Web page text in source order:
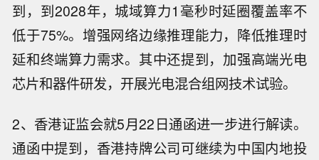
到，到2028年，城域算力1毫秒时延圈覆盖率不
低于75%。增强网络边缘推理能力，降低推理时
延和终端算力需求。其中还提到，加强高端光电
芯片和器件研发，开展光电混合组网技术试验。
2、香港证监会就5月22日通函进一步进行解读。
通函中提到，香港持牌公司可继续为中国内地投